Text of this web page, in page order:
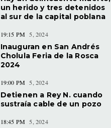
un herido y tres detenidos
al sur de la capital poblana
19:15 PM 5, 2024
Inauguran en San Andrés
Cholula Feria de la Rosca
2024
19:00 PM 5, 2024
Detienen a Rey N. cuando
sustraía cable de un pozo
18:45 PM 5, 2024